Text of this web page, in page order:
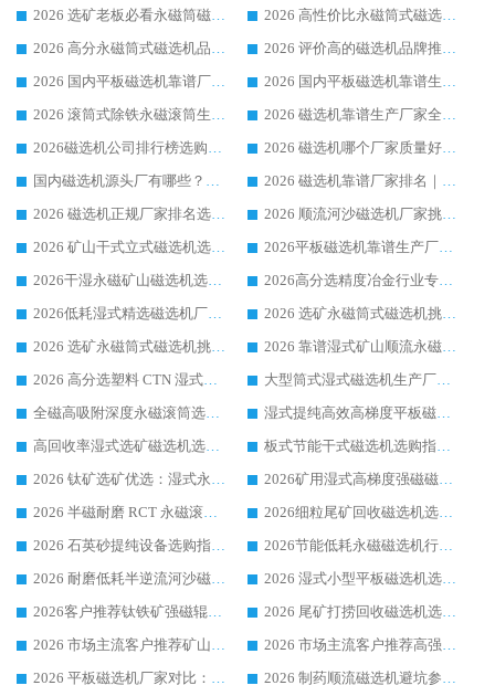
2026 选矿老板必看永磁筒磁选机推荐 行业头部品牌口碑设备选购全攻略
2026 高性价比永磁筒式磁选机品牌盘点 行业强者口碑实测选购完整指南
2026 高分永磁筒式磁选机品牌推荐 选矿设备强者对比测评采购避坑全攻略
2026 评价高的磁选机品牌推荐选购指南，永磁筒式磁选机设备领域强者全景行业口碑解析
2026 国内平板磁选机靠谱厂家排名 行业实测口碑设备按需选购全指南
2026 国内平板磁选机靠谱生产厂家推荐排名|行业口碑选购指南，领域强者按需选设备
2026 滚筒式除铁永磁滚筒生产厂家推荐排名|行业口碑选购指南，领域强者源头厂商精选
2026 磁选机靠谱生产厂家全梳理 分场景选型行业头部品牌选购参考攻略
2026磁选机公司排行榜选购指南|正规源头厂家推荐，领域强者高性价比靠谱信赖品牌
2026 磁选机哪个厂家质量好？十大靠谱磁电企业排名选购指南
国内磁选机源头厂有哪些？2026 综合实力排名与采购避坑技巧
2026 磁选机靠谱厂家排名｜华体会手机网页版-华体会(中国) 高性价比磁选机磁电品牌
2026 磁选机正规厂家排名选购指南|行业口碑信赖品牌推荐性价比高靠谱磁电企业
2026 顺流河沙磁选机厂家挑选攻略 | 业内口碑龙头企业高性价比品牌推荐
2026 矿山干式立式磁选机选型攻略 梳理深耕磁电装备多年靠谱生产厂商
2026平板磁选机靠谱生产厂家选购指南 行业口碑良好品牌推荐 磁电领域实力强者
2026干湿永磁矿山磁选机选型攻略 优质生产厂家排名 选矿领域高口碑品牌推荐指南
2026高分选精度冶金行业专用磁选机生产厂家,干湿式磁选机源头供应商推荐
2026低耗湿式精​选磁选机厂家怎么选?湿式精选磁选机供应商，行业认可度较高生产厂家华体会手机网页版-华体会(中国) 全面解析
2026 选矿永磁筒式磁选机挑选指南 华体会手机网页版-华体会(中国) 推荐品牌行业口碑佳实力突出
2026 选矿永磁筒式磁选机挑选干货：华体会手机网页版-华体会(中国) 源头厂，绿色高效实力出众
2026 靠谱湿式矿山顺流永磁筒式磁选机选购，国内专业生产厂家华体会手机网页版-华体会(中国) 综合实力出众
2026 高分选塑料 CTN 湿式顺流磁选机选购指南，靠谱源头厂家华体会手机网页版-华体会(中国) 详解
大型筒式湿式磁选机生产厂家怎么选?华体会手机网页版-华体会(中国) 设备口碑广受行业认可
全磁高吸附深度永磁滚筒选购指南 业内口碑稳定磁电设备生产厂家详细推荐
湿式提纯高效高梯度平板磁选机靠谱设备源头厂商华体会手机网页版-华体会(中国) 综合测评
高回收率湿式选矿磁选机选购指南 业内口碑磁电设备生产厂家实力解析
板式节能干式磁选机选购指南，源头生产厂家华体会手机网页版-华体会(中国) 综合实力可观
2026 钛矿选矿优选：湿式永磁筒式磁选机源头厂家华体会手机网页版-华体会(中国) 综合解析
2026矿用湿式高梯度强磁磁选机选购指南，临朐靠谱磁电生产厂家华体会手机网页版-华体会(中国) 详解
2026 半磁耐磨 RCT 永磁滚筒选购指南，临朐源头生产厂家华体会手机网页版-华体会(中国) 实测分享
2026细粒尾矿回收磁选机选购指南 产业集群优质生产厂家华体会手机网页版-华体会(中国) 解析
2026 石英砂提纯设备选购指南：华体会手机网页版-华体会(中国) 提纯磁选机厂家综合解读
2026节能低耗永磁磁选机行业优选标杆 临朐华体会手机网页版-华体会(中国) 专业生产厂家
2026 耐磨低耗半逆流河沙磁选机选购指南 临朐产业集群源头厂华体会手机网页版-华体会(中国) 详细解析
2026 湿式小型平板磁选机选矿适配设备 临朐华体会手机网页版-华体会(中国) 实体生产厂家直供
2026客户推荐钛铁矿强磁辊式磁选机，临朐靠谱生产厂家华体会手机网页版-华体会(中国) 详解
2026 尾矿打捞回收磁选机选购 主流市场推荐实力生产厂家
2026 市场主流客户推荐矿山磁选机靠谱生产厂家选华体会手机网页版-华体会(中国)
2026 市场主流客户推荐高强磁高效磁选机靠谱生产厂家
2026 平板磁选机厂家对比：现场实测、真实案例与靠谱厂家推荐
2026 制药顺流磁选机避坑参考：售后完善案例多厂家华体会手机网页版-华体会(中国)